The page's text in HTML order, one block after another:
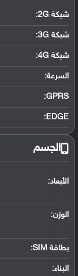
شبكة 2G:
شبكة 3G :
شبكة 4G :
السرعة:
GPRS:
EDGE:
الجسم
الأبعاد:
الوزن:
بطاقة SIM:
البناء: